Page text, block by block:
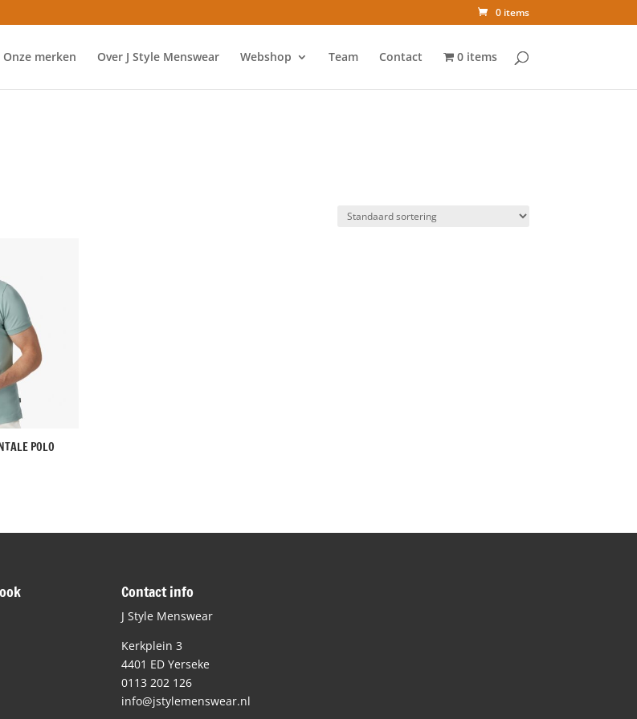
0 items
Onze merken Over J Style Menswear Webshop Team Contact 0 items
POLO
Contact info
J Style Menswear
Kerkplein 3
4401 ED Yerseke
0113 202 126
info@jstylemenswear.nl